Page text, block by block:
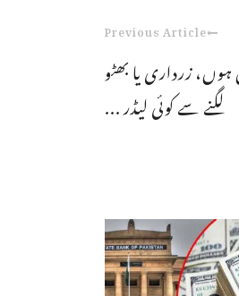
Previous Article
زرداری یا بھٹو
لگنے سے کوئی لیڈر ...